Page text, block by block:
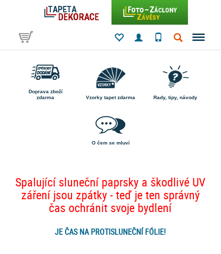
Doprava zboží
zdarma
Vzorky tapet zdarma Rady, tipy, návody
O čem se mluví
Spalující sluneční paprsky a škodlivé UV
záření jsou zpátky - teď je ten správný
čas ochránit svoje bydlení
JE ČAS NA PROTISLUNEČNÍ FÓLIE!